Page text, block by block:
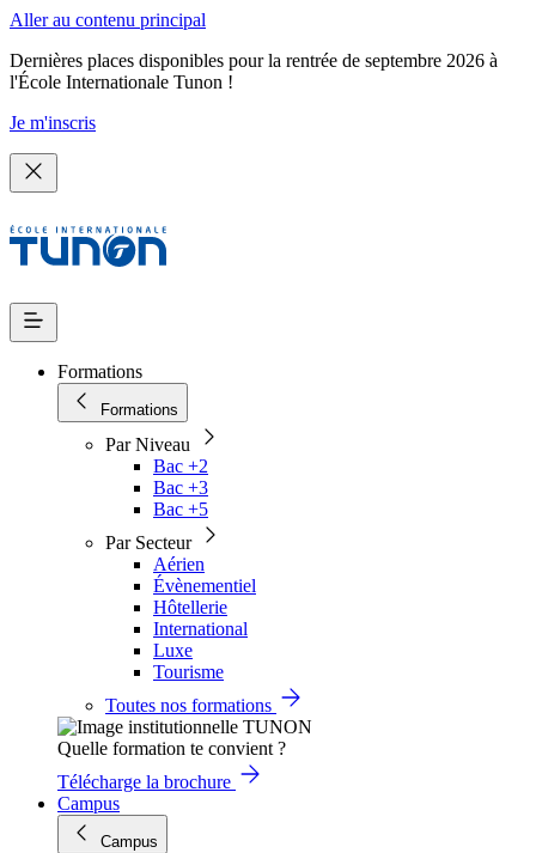
Aller au contenu principal
Dernières places disponibles pour la rentrée de septembre 2026 à
l'École Internationale Tunon !
Je m'inscris
Formations
Formations
Par Niveau
Bac +2
Bac +3
Bac +5
Par Secteur
Aérien
Évènementiel
Hôtellerie
International
Luxe
Tourisme
Toutes nos formations
Quelle formation te convient ?
Télécharge la brochure
Campus
Campus